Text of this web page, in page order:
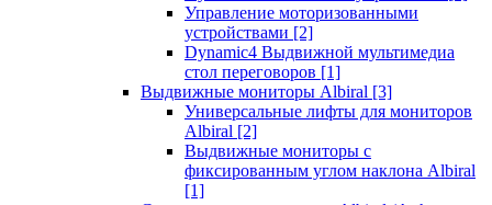
Управление моторизованными
устройствами [2]
Dynamic4 Выдвижной мультимедиа
стол переговоров [1]
Выдвижные мониторы Albiral [3]
Универсальные лифты для мониторов
Albiral [2]
Выдвижные мониторы с
фиксированным углом наклона Albiral
[1]